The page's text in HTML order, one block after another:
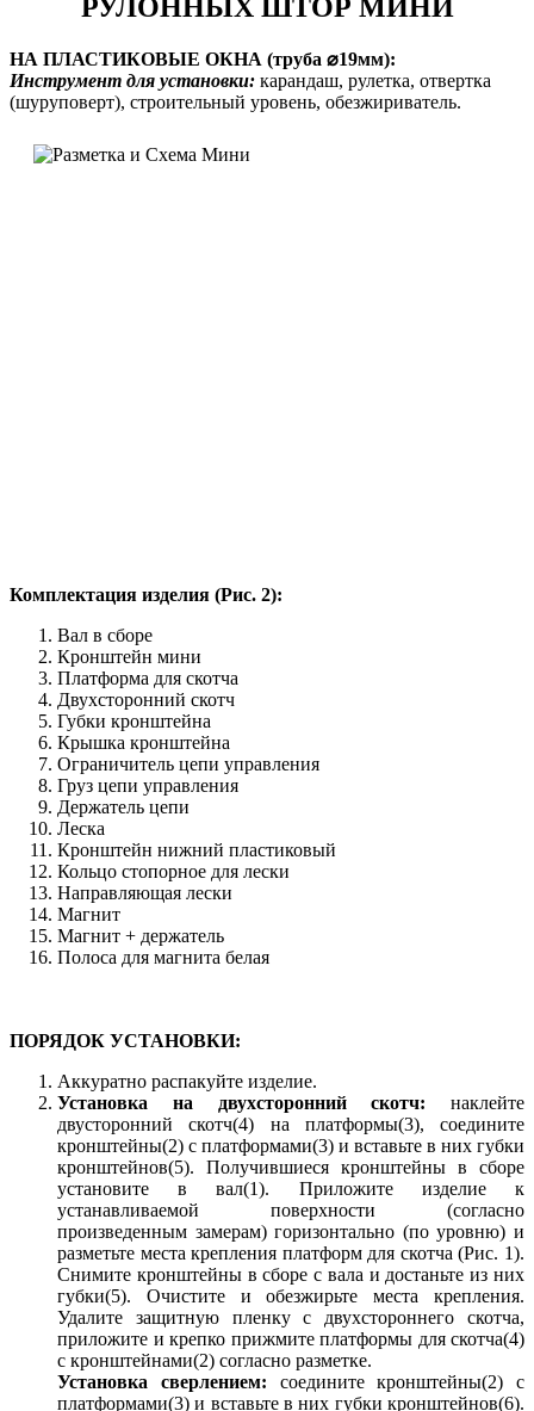
РУЛОННЫХ ШТОР МИНИ
НА ПЛАСТИКОВЫЕ ОКНА (труба ⌀19мм):
Инструмент для установки: карандаш, рулетка, отвертка
(шуруповерт), строительный уровень, обезжириватель.
Комплектация изделия (Рис. 2):
Вал в сборе
Кронштейн мини
Платформа для скотча
Двухсторонний скотч
Губки кронштейна
Крышка кронштейна
Ограничитель цепи управления
Груз цепи управления
Держатель цепи
Леска
Кронштейн нижний пластиковый
Кольцо стопорное для лески
Направляющая лески
Магнит
Магнит + держатель
Полоса для магнита белая
ПОРЯДОК УСТАНОВКИ:
Аккуратно распакуйте изделие.
Установка на двухсторонний скотч: наклейте
двусторонний скотч(4) на платформы(3), соедините
кронштейны(2) с платформами(3) и вставьте в них губки
кронштейнов(5). Получившиеся кронштейны в сборе
установите в вал(1). Приложите изделие к
устанавливаемой поверхности (согласно
произведенным замерам) горизонтально (по уровню) и
разметьте места крепления платформ для скотча (Рис. 1).
Снимите кронштейны в сборе с вала и достаньте из них
губки(5). Очистите и обезжирьте места крепления.
Удалите защитную пленку с двухстороннего скотча,
приложите и крепко прижмите платформы для скотча(4)
с кронштейнами(2) согласно разметке.
Установка сверлением: соедините кронштейны(2) с
платформами(3) и вставьте в них губки кронштейнов(6).